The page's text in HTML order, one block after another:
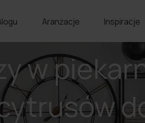
Aranżacje Inspiracje
w